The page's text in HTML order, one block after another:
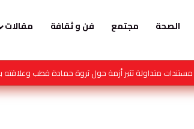
الصحة مجتمع فن و ثقافة مقالات